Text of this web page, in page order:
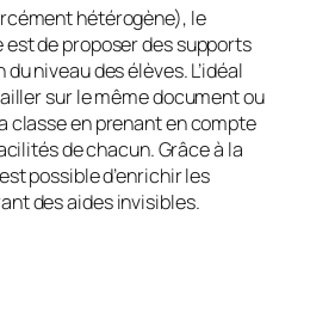
hétérogène), le
de proposer des supports
niveau des élèves. L’idéal
sur le même document ou
classe en prenant en compte
de chacun. Grâce à la
possible d’enrichir les
des aides invisibles.